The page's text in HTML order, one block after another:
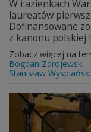
W Łazienkach
laureatów
Dofinansowane
z kanonu polskiej
Zobacz więcej na
Bogdan Zdrojewski
Stanisław Wyspiański